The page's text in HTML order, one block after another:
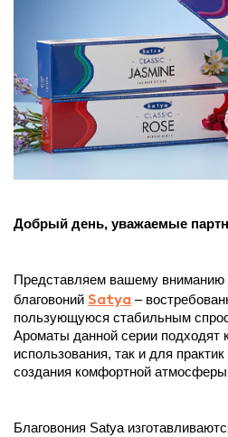
Добрый день, уважаемые
Представляем вашему вниманию
благовоний Satya –
пользующуюся стабильным
Ароматы данной серии подходят
использования, так и для
создания комфортной
Благовония Satya